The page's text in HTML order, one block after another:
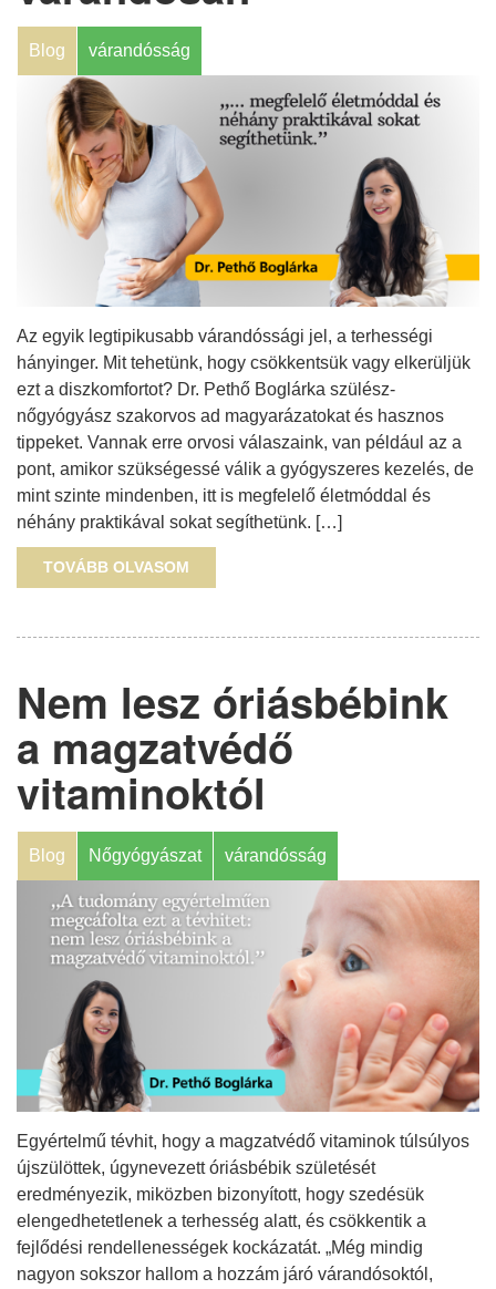
Blog várandósság
Az egyik legtipikusabb várandóssági jel, a terhességi
hányinger. Mit tehetünk, hogy csökkentsük vagy elkerüljük
ezt a diszkomfortot? Dr. Pethő Boglárka szülész-
nőgyógyász szakorvos ad magyarázatokat és hasznos
tippeket. Vannak erre orvosi válaszaink, van például az a
pont, amikor szükségessé válik a gyógyszeres kezelés, de
mint szinte mindenben, itt is megfelelő életmóddal és
néhány praktikával sokat segíthetünk. […]
TOVÁBB OLVASOM
Nem lesz óriásbébink
a magzatvédő
vitaminoktól
Blog Nőgyógyászat várandósság
Egyértelmű tévhit, hogy a magzatvédő vitaminok túlsúlyos
újszülöttek, úgynevezett óriásbébik születését
eredményezik, miközben bizonyított, hogy szedésük
elengedhetetlenek a terhesség alatt, és csökkentik a
fejlődési rendellenességek kockázatát. „Még mindig
nagyon sokszor hallom a hozzám járó várandósoktól,